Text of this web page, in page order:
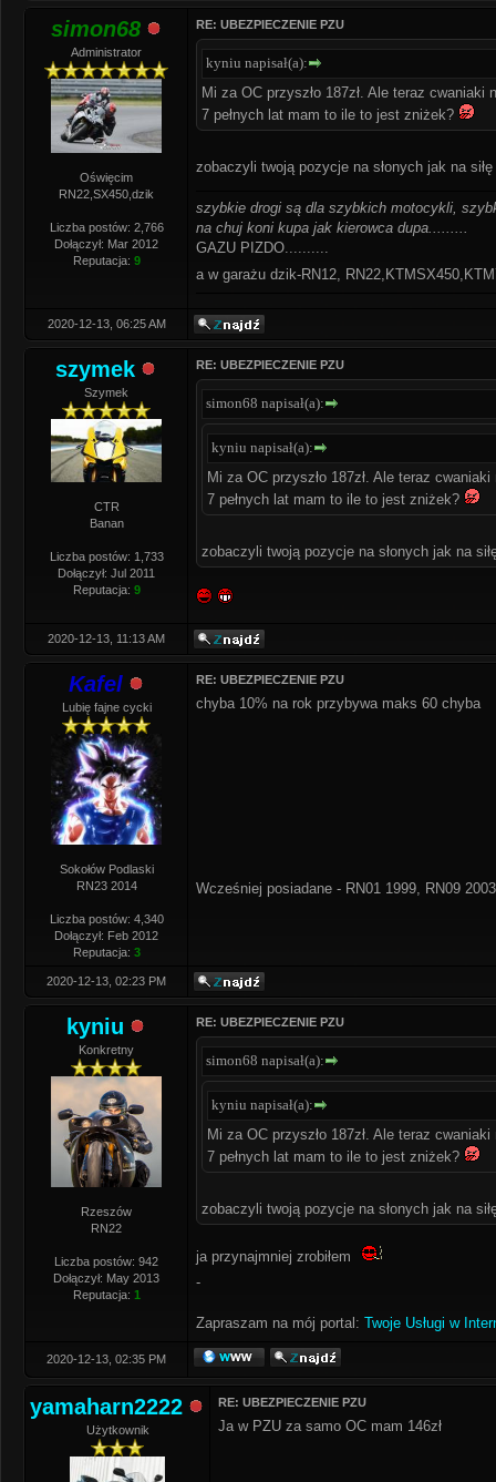
simon68
Administrator
Oświęcim
RN22,SX450,dzik
Liczba postów: 2,766
Dołączył: Mar 2012
Reputacja: 9
RE: UBEZPIECZENIE PZU
kyniu napisał(a):
Mi za OC przyszło 187zł. Ale teraz
7 pełnych lat mam to ile to jest zniżek?
zobaczyli twoją pozycje na słonych jak na
szybkie drogi są dla szybkich motocykli,
na chuj koni kupa jak kierowca dupa.........
GAZU PIZDO..........
a w garażu dzik-RN12,
2020-12-13, 06:25 AM
szymek
Szymek
CTR
Banan
Liczba postów: 1,733
Dołączył: Jul 2011
Reputacja: 9
RE: UBEZPIECZENIE PZU
simon68 napisał(a):
kyniu napisał(a):
Mi za OC przyszło 187zł. Ale teraz
7 pełnych lat mam to ile to jest zniżek?
zobaczyli twoją pozycje na słonych jak na
2020-12-13, 11:13 AM
Kafel
Lubię fajne cycki
Sokołów Podlaski
RN23 2014
Liczba postów: 4,340
Dołączył: Feb 2012
Reputacja: 3
RE: UBEZPIECZENIE PZU
chyba 10% na rok przybywa maks 60 chyba
Wcześniej posiadane - RN01 1999, RN09
2020-12-13, 02:23 PM
kyniu
Konkretny
Rzeszów
RN22
Liczba postów: 942
Dołączył: May 2013
Reputacja: 1
RE: UBEZPIECZENIE PZU
simon68 napisał(a):
kyniu napisał(a):
Mi za OC przyszło 187zł. Ale teraz
7 pełnych lat mam to ile to jest zniżek?
zobaczyli twoją pozycje na słonych jak na
ja przynajmniej zrobiłem
-
Zapraszam na mój portal: Twoje Usługi w
2020-12-13, 02:35 PM
yamaharn2222
Użytkownik
RE: UBEZPIECZENIE PZU
Ja w PZU za samo OC mam 146zł